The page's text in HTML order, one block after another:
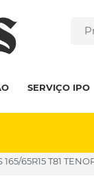
SERVIÇO IPO
165/65R15 T81